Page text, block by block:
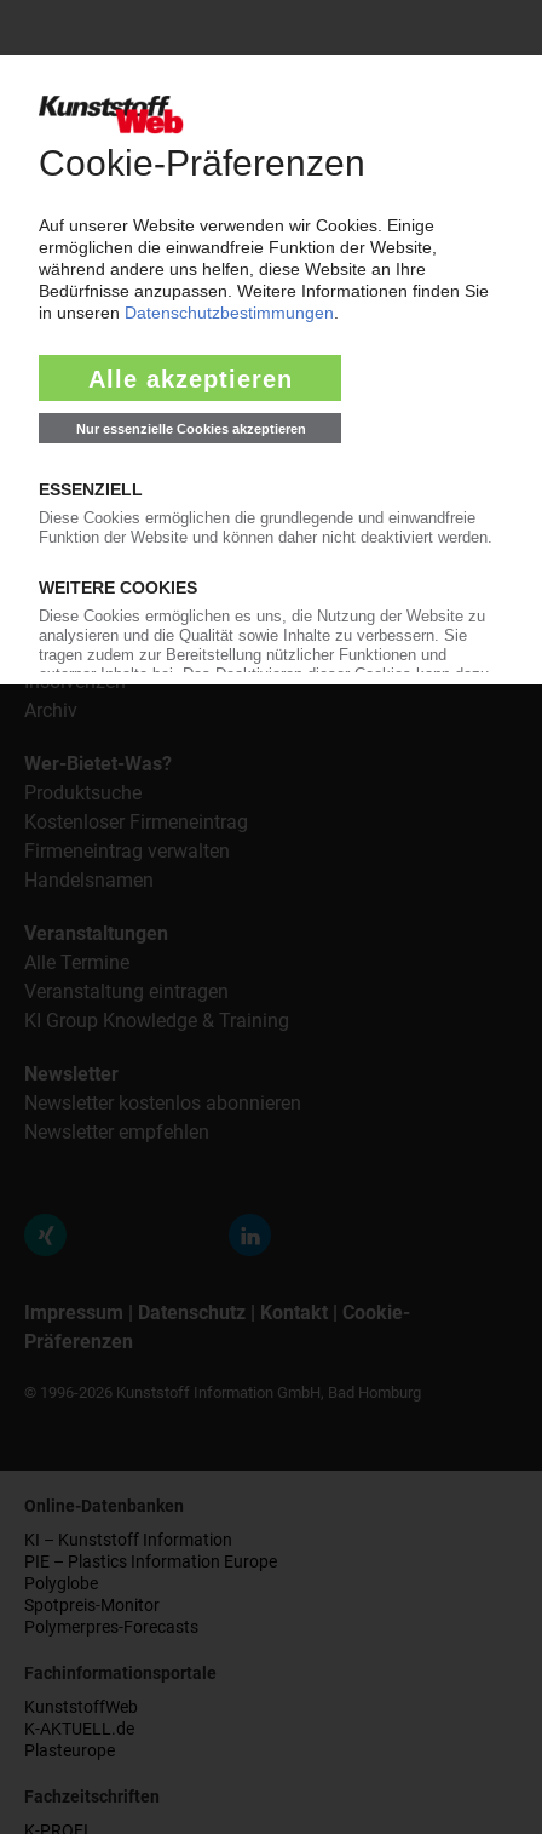
Über das KunststoffWeb
versorgt das KunststoffWeb bereits seit 1996 die Fach-
und Führungskräfte der Branche mit täglichen
Nachrichten rund um das Thema "Kunststoffe". Im Fokus
der Berichterstattung ist dabei die Preisentwicklung für
Material, Anwendungen und Verpackungen.
Weiterhin bietet das KunststoffWeb geeignete
Bezugsquellen für den Einkauf sowie nützlichen Service-
Informationen wie Handelsnamen und Veranstaltungen.
Nachrichten
Branche
Technologie
Polymerpreise
Insolvenzen
Archiv
Wer-Bietet-Was?
Produktsuche
Kostenloser Firmeneintrag
Firmeneintrag verwalten
Handelsnamen
Veranstaltungen
Alle Termine
Veranstaltung eintragen
KI Group Knowledge & Training
Newsletter
Newsletter kostenlos abonnieren
Newsletter empfehlen
Impressum | Datenschutz | Kontakt | Cookie-
Präferenzen
© 1996-2026 Kunststoff Information GmbH, Bad Homburg
Online-Datenbanken
KI – Kunststoff Information
PIE – Plastics Information Europe
Polyglobe
Spotpreis-Monitor
Polymerpres-Forecasts
Fachinformationsportale
KunststoffWeb
K-AKTUELL.de
Plasteurope
Fachzeitschriften